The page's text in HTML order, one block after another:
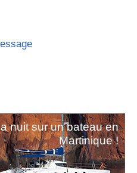
nuit sur un bateau en
Martinique !